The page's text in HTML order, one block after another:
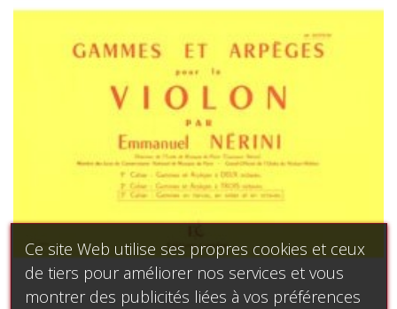
Ce site Web utilise ses propres cookies et ceux
de tiers pour améliorer nos services et vous
montrer des publicités liées à vos préférences